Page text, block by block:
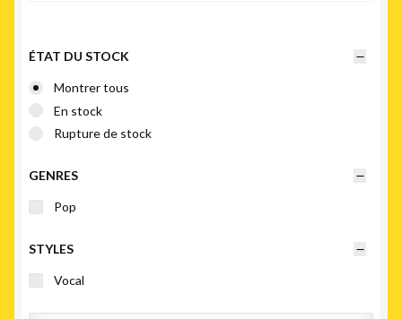
ÉTAT DU STOCK
Montrer tous
En stock
Rupture de stock
GENRES
Pop
STYLES
Vocal